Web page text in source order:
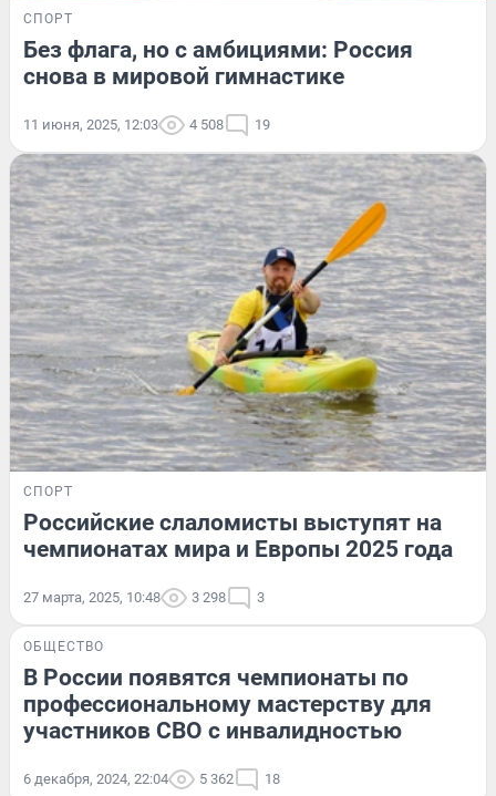
СПОРТ
Без флага, но с амбициями: Россия
снова в мировой гимнастике
11 июня, 2025, 12:03 4 508 19
СПОРТ
Российские слаломисты выступят на
чемпионатах мира и Европы 2025 года
27 марта, 2025, 10:48 3 298 3
ОБЩЕСТВО
В России появятся чемпионаты по
профессиональному мастерству для
участников СВО с инвалидностью
6 декабря, 2024, 22:04 5 362 18